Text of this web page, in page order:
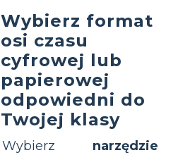
Wybierz format
osi czasu
cyfrowej lub
papierowej
odpowiedni do
Twojej klasy
Wybierz narzędzie